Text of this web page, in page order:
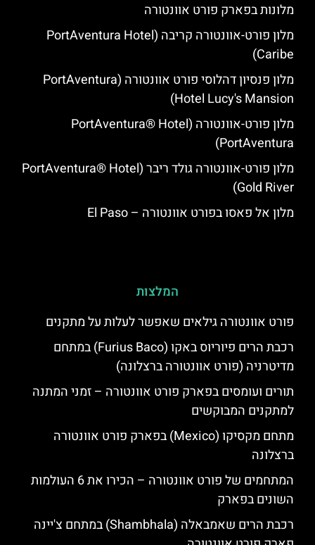
מלונות בפארק פורט אוונטורה
מלון פורט-אוונטורה קריבה (PortAventura Hotel
Caribe)
מלון פנסיון דהלוסי פורט אוונטורה (PortAventura
Hotel Lucy's Mansion‬)
מלון פורט-אוונטורה (PortAventura® Hotel
PortAventura)
מלון פורט-אוונטורה גולד ריבר (PortAventura® Hotel
Gold River)
מלון אל פאסו בפורט אוונטורה – El Paso
המלצות
פורט אוונטורה גילאים שאפשר לעלות על מתקנים
רכבת הרים פיוריוס באקו (Furius Baco) במתחם
מדיטרניה (פורט אוונטורה ברצלונה)
תורים ועומסים בפארק פורט אוונטורה – זמני המתנה
למתקנים המבוקשים
מתחם מקסיקו (Mexico) בפארק פורט אוונטורה
ברצלונה
המתחמים של פורט אוונטורה – הכירו את 6 העולמות
השונים בפארק
רכבת הרים שאמבאלה (Shambhala) במתחם צ'יינה